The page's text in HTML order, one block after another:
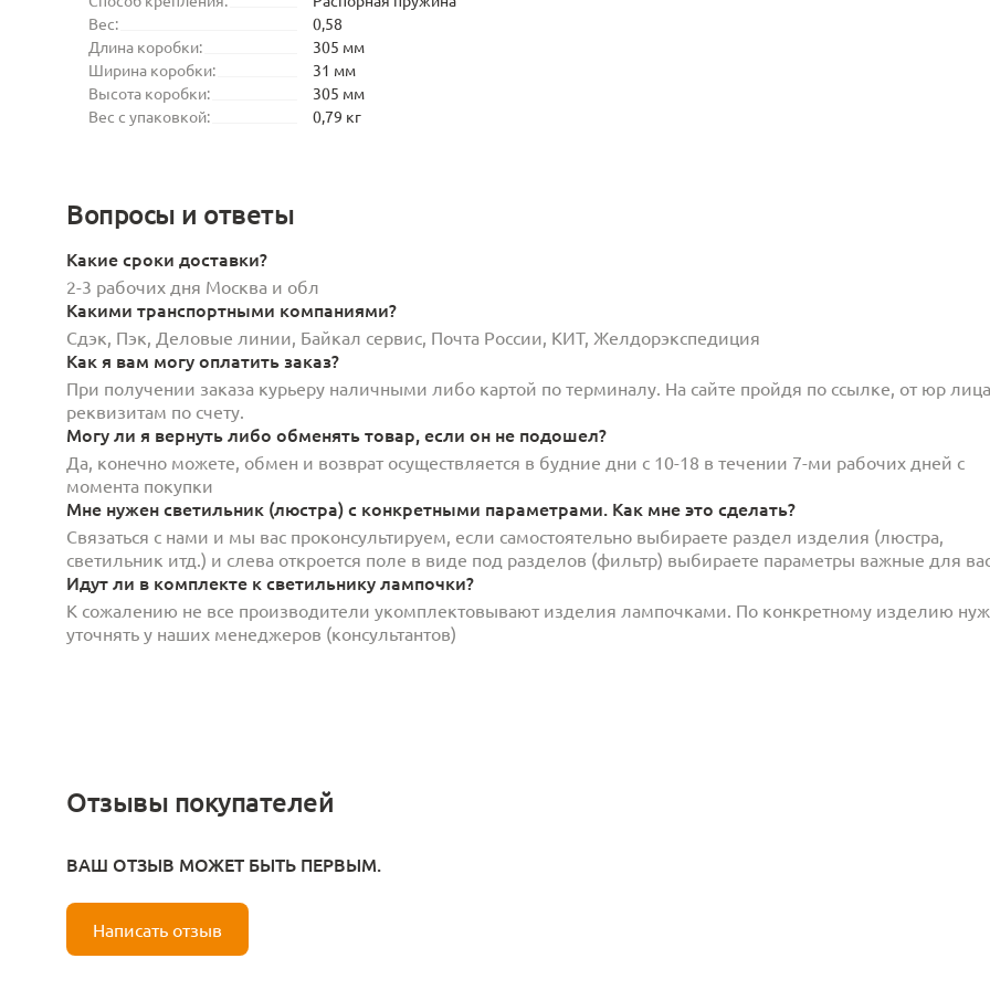
Вес:
0,58
Длина коробки:
305 мм
Ширина коробки:
31 мм
Высота коробки:
305 мм
Вес с упаковкой:
0,79 кг
Вопросы и ответы
Какие сроки доставки?
2-3 рабочих дня Москва и обл
Какими транспортными компаниями?
Сдэк, Пэк, Деловые линии, Байкал сервис, Почта России, КИТ, Желдорэкспедиция
Как я вам могу оплатить заказ?
При получении заказа курьеру наличными либо картой по терминалу. На сайте пройдя по ссылке, от юр
реквизитам по счету.
Могу ли я вернуть либо обменять товар, если он не подошел?
Да, конечно можете, обмен и возврат осуществляется в будние дни с 10-18 в течении 7-ми рабочих дней с
момента покупки
Мне нужен светильник (люстра) с конкретными параметрами. Как мне это сделать?
Связаться с нами и мы вас проконсультируем, если самостоятельно выбираете раздел изделия (люстра,
светильник итд.) и слева откроется поле в виде под разделов (фильтр) выбираете параметры важные для
Идут ли в комплекте к светильнику лампочки?
К сожалению не все производители укомплектовывают изделия лампочками. По конкретному изделию
уточнять у наших менеджеров (консультантов)
Отзывы покупателей
ВАШ ОТЗЫВ МОЖЕТ БЫТЬ ПЕРВЫМ.
Написать отзыв